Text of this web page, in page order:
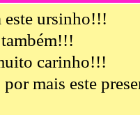
este ursinho!!!
carinho!!!
mais este